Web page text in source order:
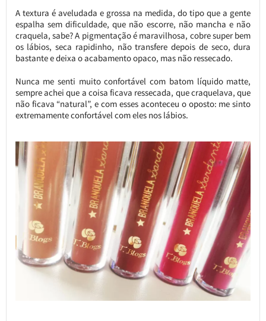
A textura é aveludada e grossa na medida, do tipo que a gente
espalha sem dificuldade, que não escorre, não mancha e não
craquela, sabe? A pigmentação é maravilhosa, cobre super bem
os lábios, seca rapidinho, não transfere depois de seco, dura
bastante e deixa o acabamento opaco, mas não ressecado.
Nunca me senti muito confortável com batom líquido matte,
sempre achei que a coisa ficava ressecada, que craquelava, que
não ficava “natural”, e com esses aconteceu o oposto: me sinto
extremamente confortável com eles nos lábios.